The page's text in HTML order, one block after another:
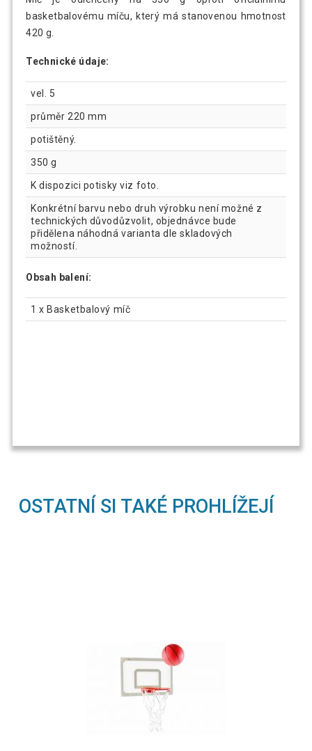
basketbalovému míču, který má stanovenou hmotnost
420 g.
Technické údaje:
vel. 5
průměr 220 mm
potištěný.
350 g
K dispozici potisky viz foto.
Konkrétní barvu nebo druh výrobku není možné z
technických důvodůzvolit, objednávce bude
přidělena náhodná varianta dle skladových
možností.
Obsah balení:
1 x Basketbalový míč
OSTATNÍ SI TAKÉ PROHLÍŽEJÍ